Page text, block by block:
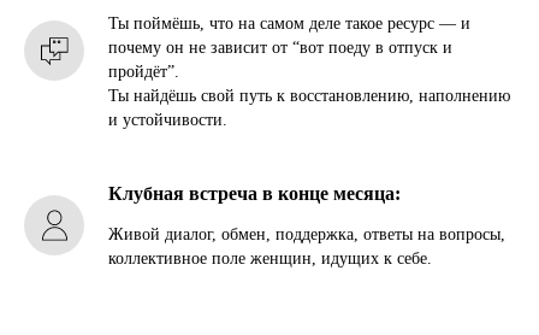
Ты поймёшь, что на самом деле такое ресурс — и
почему он не зависит от “вот поеду в отпуск и
пройдёт”.
Ты найдёшь свой путь к восстановлению, наполнению
и устойчивости.
Клубная встреча в конце месяца:
Живой диалог, обмен, поддержка, ответы на вопросы,
коллективное поле женщин, идущих к себе.